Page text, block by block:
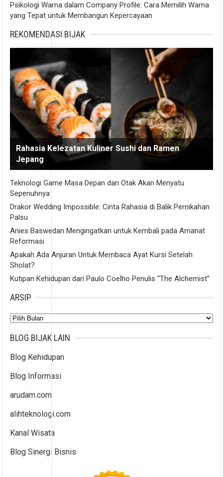
Psikologi Warna dalam Company Profile: Cara Memilih Warna
yang Tepat untuk Membangun Kepercayaan
REKOMENDASI BIJAK
Rahasia Kelezatan Kuliner Sushi dan Ramen
Jepang
Teknologi Game Masa Depan dan Otak Akan Menyatu
Sepenuhnya
Drakor Wedding Impossible: Cinta Rahasia di Balik Pernikahan
Palsu
Anies Baswedan Mengingatkan untuk Kembali pada Amanat
Reformasi
Apakah Ada Anjuran Untuk Membaca Ayat Kursi Setelah
Sholat?
Kutipan Kehidupan dari Paulo Coelho Penulis “The Alchemist”
ARSIP
Arsip
BLOG BIJAK LAIN
Blog Kehidupan
Blog Informasi
arudam.com
alihteknologi.com
Kanal Wisata
Blog Sinergi Bisnis